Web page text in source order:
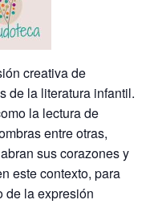
creativa de
de la literatura infantil.
la lectura de
entre otras,
sus corazones y
este contexto, para
de la expresión